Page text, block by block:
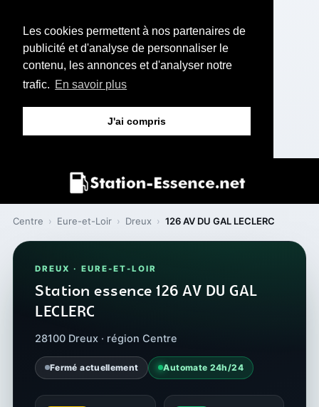
Les cookies permettent à nos partenaires de
publicité et d'analyse de personnaliser le
contenu, les annonces et d'analyser notre
trafic. En savoir plus
J'ai compris
Centre › Eure-et-Loir › Dreux › 126 AV DU GAL LECLERC
DREUX · EURE-ET-LOIR
Station essence 126 AV DU GAL
LECLERC
28100 Dreux · région Centre
Fermé actuellement Automate 24h/24